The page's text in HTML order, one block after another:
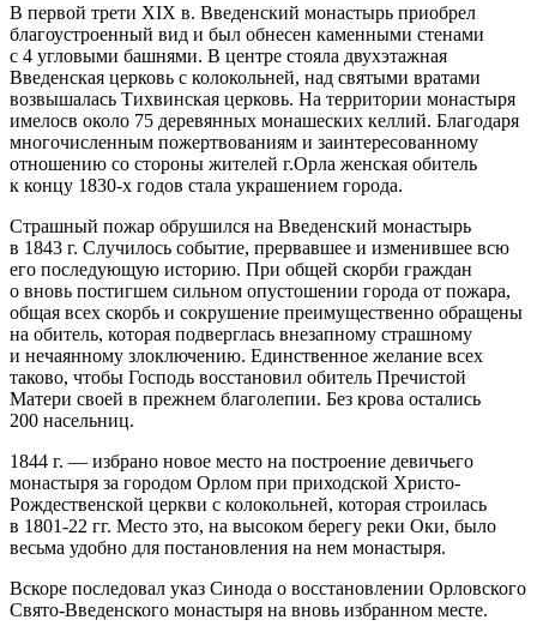
В первой трети ХIХ в. Введенский монастырь приобрел
благоустроенный вид и был обнесен каменными стенами
с 4 угловыми башнями. В центре стояла двухэтажная
Введенская церковь с колокольней, над святыми вратами
возвышалась Тихвинская церковь. На территории монастыря
имелосв около 75 деревянных монашеских келлий. Благодаря
многочисленным пожертвованиям и заинтересованному
отношению со стороны жителей г.Орла женская обитель
к концу 1830-х годов стала украшением города.
Страшный пожар обрушился на Введенский монастырь
в 1843 г. Случилось событие, прервавшее и изменившее всю
его последующую историю. При общей скорби граждан
о вновь постигшем сильном опустошении города от пожара,
общая всех скорбь и сокрушение преимущественно обращены
на обитель, которая подверглась внезапному страшному
и нечаянному злоключению. Единственное желание всех
таково, чтобы Господь восстановил обитель Пречистой
Матери своей в прежнем благолепии. Без крова остались
200 насельниц.
1844 г. — избрано новое место на построение девичьего
монастыря за городом Орлом при приходской Христо-
Рождественской церкви с колокольней, которая строилась
в 1801-22 гг. Место это, на высоком берегу реки Оки, было
весьма удобно для постановления на нем монастыря.
Вскоре последовал указ Синода о восстановлении Орловского
Свято-Введенского монастыря на вновь избранном месте.